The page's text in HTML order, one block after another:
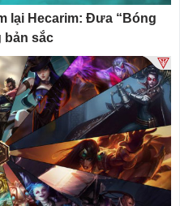
lại Hecarim: Đưa “Bóng
bản sắc